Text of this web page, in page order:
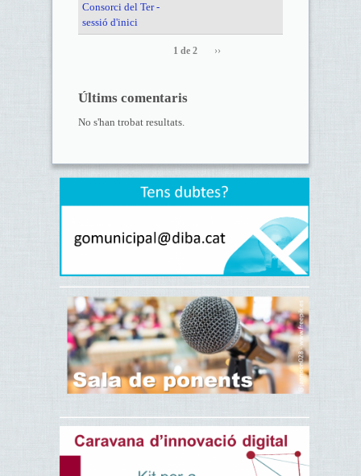
Consorci del Ter -
sessió d'inici
1 de 2 ››
Últims comentaris
No s'han trobat resultats.